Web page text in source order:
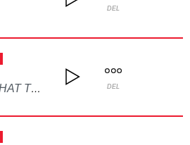
DEL
TELL ME WHAT TO DO DEL